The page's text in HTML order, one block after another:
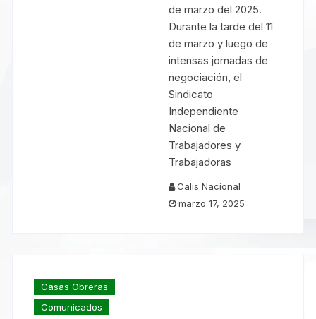
de marzo del 2025.
Durante la tarde del 11
de marzo y luego de
intensas jornadas de
negociación, el
Sindicato
Independiente
Nacional de
Trabajadores y
Trabajadoras
Calis Nacional
marzo 17, 2025
Casas Obreras
Comunicados